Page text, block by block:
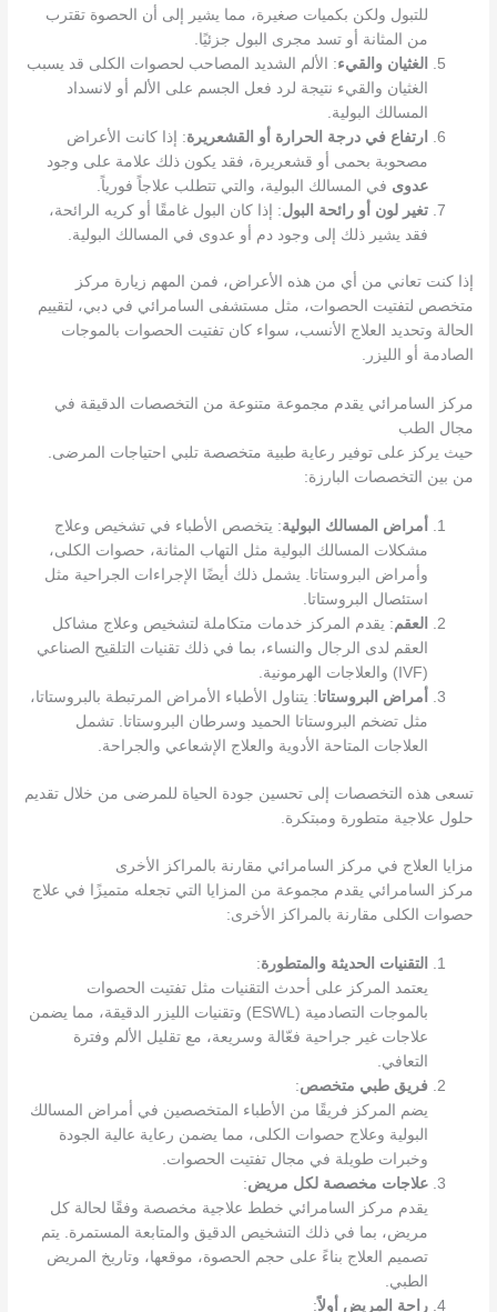
للتبول ولكن بكميات صغيرة، مما يشير إلى أن الحصوة تقترب
من المثانة أو تسد مجرى البول جزئيًا.
الغثيان والقيء: الألم الشديد المصاحب لحصوات الكلى قد يسبب
الغثيان والقيء نتيجة لرد فعل الجسم على الألم أو لانسداد
المسالك البولية.
ارتفاع في درجة الحرارة أو القشعريرة: إذا كانت الأعراض
مصحوبة بحمى أو قشعريرة، فقد يكون ذلك علامة على وجود
عدوى في المسالك البولية، والتي تتطلب علاجاً فورياً.
تغير لون أو رائحة البول: إذا كان البول غامقًا أو كريه الرائحة،
فقد يشير ذلك إلى وجود دم أو عدوى في المسالك البولية.
إذا كنت تعاني من أي من هذه الأعراض، فمن المهم زيارة مركز
متخصص لتفتيت الحصوات، مثل مستشفى السامرائي في دبي، لتقييم
الحالة وتحديد العلاج الأنسب، سواء كان تفتيت الحصوات بالموجات
الصادمة أو الليزر​.
مركز السامرائي يقدم مجموعة متنوعة من التخصصات الدقيقة في
مجال الطب
حيث يركز على توفير رعاية طبية متخصصة تلبي احتياجات المرضى.
من بين التخصصات البارزة:
أمراض المسالك البولية: يتخصص الأطباء في تشخيص وعلاج
مشكلات المسالك البولية مثل التهاب المثانة، حصوات الكلى،
وأمراض البروستاتا. يشمل ذلك أيضًا الإجراءات الجراحية مثل
استئصال البروستاتا.
العقم: يقدم المركز خدمات متكاملة لتشخيص وعلاج مشاكل
العقم لدى الرجال والنساء، بما في ذلك تقنيات التلقيح الصناعي
(IVF) والعلاجات الهرمونية.
أمراض البروستاتا: يتناول الأطباء الأمراض المرتبطة بالبروستاتا،
مثل تضخم البروستاتا الحميد وسرطان البروستاتا. تشمل
العلاجات المتاحة الأدوية والعلاج الإشعاعي والجراحة.
تسعى هذه التخصصات إلى تحسين جودة الحياة للمرضى من خلال تقديم
حلول علاجية متطورة ومبتكرة.
مزايا العلاج في مركز السامرائي مقارنة بالمراكز الأخرى
مركز السامرائي يقدم مجموعة من المزايا التي تجعله متميزًا في علاج
حصوات الكلى مقارنة بالمراكز الأخرى:
التقنيات الحديثة والمتطورة:
يعتمد المركز على أحدث التقنيات مثل تفتيت الحصوات
بالموجات التصادمية (ESWL) وتقنيات الليزر الدقيقة، مما يضمن
علاجات غير جراحية فعّالة وسريعة، مع تقليل الألم وفترة
التعافي.
فريق طبي متخصص:
يضم المركز فريقًا من الأطباء المتخصصين في أمراض المسالك
البولية وعلاج حصوات الكلى، مما يضمن رعاية عالية الجودة
وخبرات طويلة في مجال تفتيت الحصوات.
علاجات مخصصة لكل مريض:
يقدم مركز السامرائي خطط علاجية مخصصة وفقًا لحالة كل
مريض، بما في ذلك التشخيص الدقيق والمتابعة المستمرة. يتم
تصميم العلاج بناءً على حجم الحصوة، موقعها، وتاريخ المريض
الطبي.
راحة المريض أولاً: